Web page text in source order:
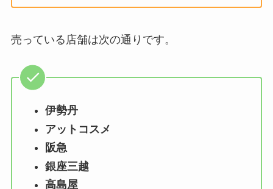
売っている店舗は次の通りです。
伊勢丹
アットコスメ
阪急
銀座三越
高島屋